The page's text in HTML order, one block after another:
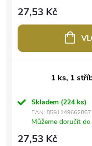
27,53 Kč
1 ks, 1
Skladem (224 ks)
EAN: 8591149662867
Můžeme doručit do
27,53 Kč